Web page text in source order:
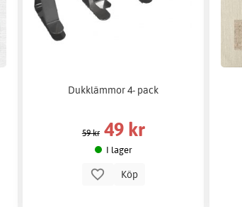
Dukklämmor 4- pack
59 kr 49 kr
I lager
Köp